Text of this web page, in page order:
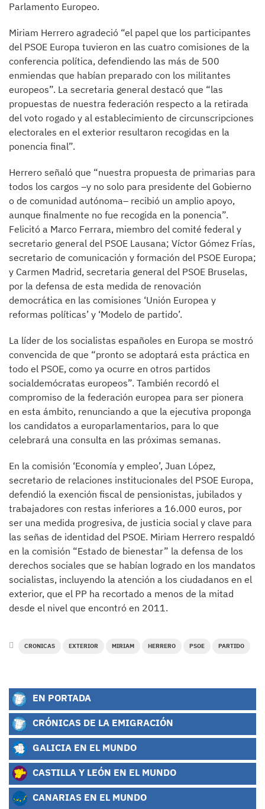
Parlamento Europeo.
Miriam Herrero agradeció “el papel que los participantes
del PSOE Europa tuvieron en las cuatro comisiones de la
conferencia política, defendiendo las más de 500
enmiendas que habían preparado con los militantes
europeos”. La secretaria general destacó que “las
propuestas de nuestra federación respecto a la retirada
del voto rogado y al establecimiento de circunscripciones
electorales en el exterior resultaron recogidas en la
ponencia final”.
Herrero señaló que “nuestra propuesta de primarias para
todos los cargos –y no solo para presidente del Gobierno
o de comunidad autónoma– recibió un amplio apoyo,
aunque finalmente no fue recogida en la ponencia”.
Felicitó a Marco Ferrara, miembro del comité federal y
secretario general del PSOE Lausana; Víctor Gómez Frías,
secretario de comunicación y formación del PSOE Europa;
y Carmen Madrid, secretaria general del PSOE Bruselas,
por la defensa de esta medida de renovación
democrática en las comisiones ‘Unión Europea y
reformas políticas’ y ‘Modelo de partido’.
La líder de los socialistas españoles en Europa se mostró
convencida de que “pronto se adoptará esta práctica en
todo el PSOE, como ya ocurre en otros partidos
socialdemócratas europeos”. También recordó el
compromiso de la federación europea para ser pionera
en esta ámbito, renunciando a que la ejecutiva proponga
los candidatos a europarlamentarios, para lo que
celebrará una consulta en las próximas semanas.
En la comisión ‘Economía y empleo’, Juan López,
secretario de relaciones institucionales del PSOE Europa,
defendió la exención fiscal de pensionistas, jubilados y
trabajadores con restas inferiores a 16.000 euros, por
ser una medida progresiva, de justicia social y clave para
las señas de identidad del PSOE. Miriam Herrero respaldó
en la comisión “Estado de bienestar” la defensa de los
derechos sociales que se habían logrado en los mandatos
socialistas, incluyendo la atención a los ciudadanos en el
exterior, que el PP ha recortado a menos de la mitad
desde el nivel que encontró en 2011.
CRONICAS EXTERIOR MIRIAM HERRERO PSOE PARTIDO
EN PORTADA
CRÓNICAS DE LA EMIGRACIÓN
GALICIA EN EL MUNDO
CASTILLA Y LEÓN EN EL MUNDO
CANARIAS EN EL MUNDO